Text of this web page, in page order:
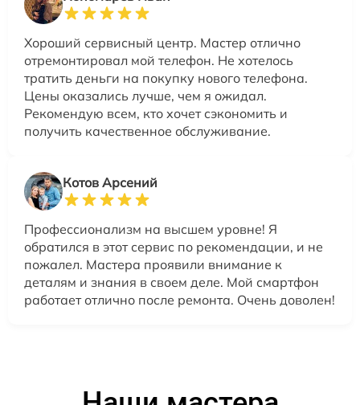
Хороший сервисный центр. Мастер отлично
отремонтировал мой телефон. Не хотелось
тратить деньги на покупку нового телефона.
Цены оказались лучше, чем я ожидал.
Рекомендую всем, кто хочет сэкономить и
получить качественное обслуживание.
Котов Арсений
Профессионализм на высшем уровне! Я
обратился в этот сервис по рекомендации, и не
пожалел. Мастера проявили внимание к
деталям и знания в своем деле. Мой смартфон
работает отлично после ремонта. Очень доволен!